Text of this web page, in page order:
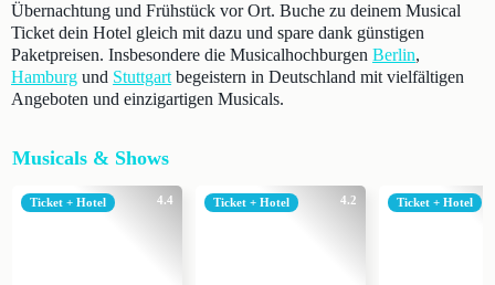
Übernachtung und Frühstück vor Ort. Buche zu deinem Musical
Ticket dein Hotel gleich mit dazu und spare dank günstigen
Paketpreisen. Insbesondere die Musicalhochburgen Berlin,
Hamburg und Stuttgart begeistern in Deutschland mit vielfältigen
Angeboten und einzigartigen Musicals.
Musicals & Shows
4.4
Ticket + Hotel 4.2
Ticket + Hotel Ticket + Hotel